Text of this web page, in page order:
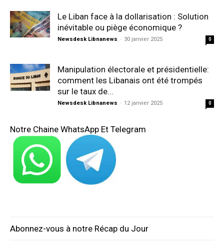
Le Liban face à la dollarisation : Solution
inévitable ou piège économique ?
Newsdesk Libnanews - 30 janvier 2025 0
Manipulation électorale et présidentielle:
comment les Libanais ont été trompés
sur le taux de...
Newsdesk Libnanews - 12 janvier 2025 0
Notre Chaine WhatsApp Et Telegram
Abonnez-vous à notre Récap du Jour